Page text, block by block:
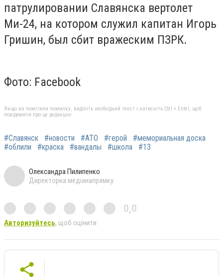
патрулировании Славянска вертолет
Ми-24, на котором служил капитан Игорь
Гришин, был сбит вражеским ПЗРК.
Фото: Facebook
Якщо ви помітили помилку, виділіть необхідний текст і натисніть Ctrl + Enter, щоб
повідомити про це редакцію
#Славянск #новости #АТО #герой
#мемориальная доска
#облили
#краска #вандалы #школа #13
Олександра Пилипенко
Директорка медіанапрямку
0,0
Авторизуйтесь, щоб оцінити